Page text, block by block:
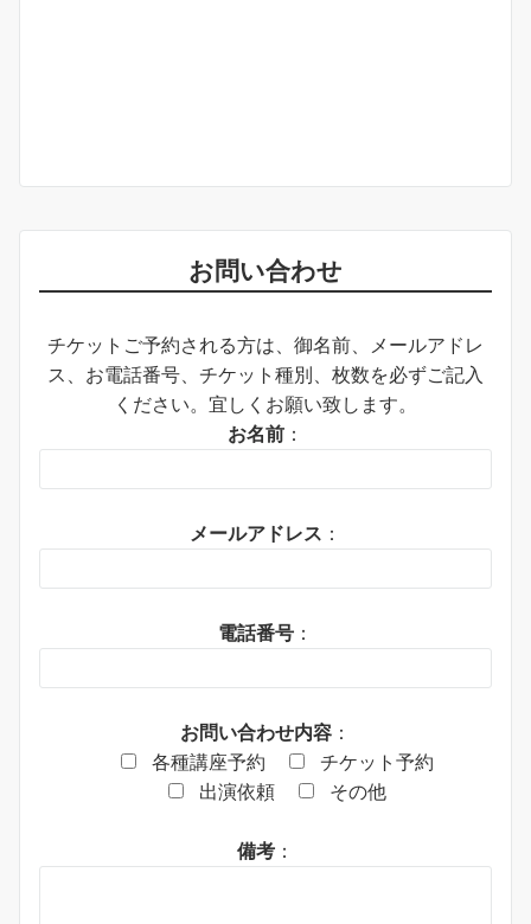
お問い合わせ
チケットご予約される方は、御名前、メールアドレ
ス、お電話番号、チケット種別、枚数を必ずご記入
ください。宜しくお願い致します。
お名前 ：
メールアドレス ：
電話番号 ：
お問い合わせ内容 ：
各種講座予約
チケット予約
出演依頼
その他
備考 ：